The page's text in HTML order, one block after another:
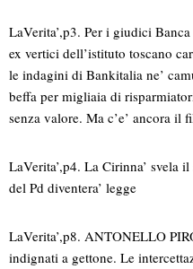
LaVerita’,p3. Per i giudici
ex vertici dell’istituto toscano
le indagini di Bankitalia ne’
beffa per migliaia di
senza valore. Ma c’e’ ancora il
LaVerita’,p4. La Cirinna’ svela
del Pd diventera’ legge
LaVerita’,p8. ANTONELLO
indignati a gettone. Le